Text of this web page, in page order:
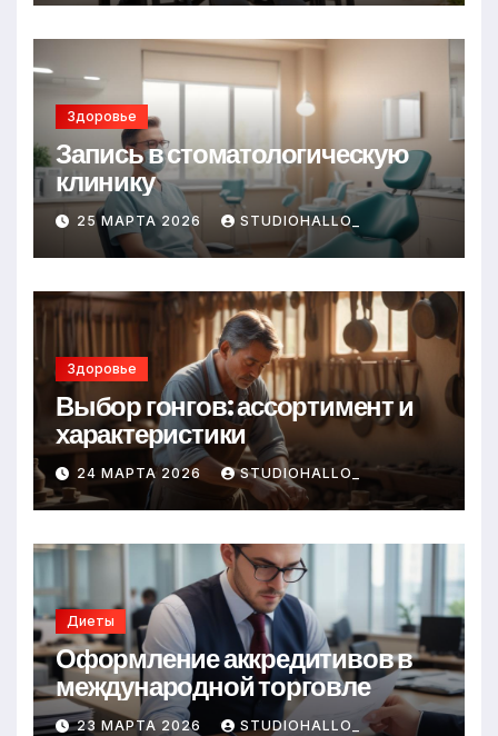
Здоровье
Запись в стоматологическую
клинику
25 МАРТА 2026 STUDIOHALLO_
Здоровье
Выбор гонгов: ассортимент и
характеристики
24 МАРТА 2026 STUDIOHALLO_
Диеты
Оформление аккредитивов в
международной торговле
23 МАРТА 2026 STUDIOHALLO_